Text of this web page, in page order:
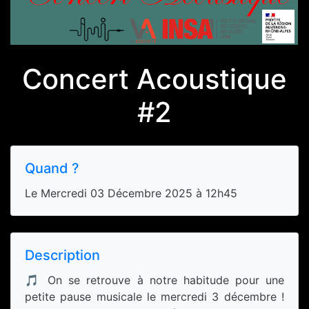
Concert Acoustique
#2
Quand ?
Le Mercredi 03 Décembre 2025 à 12h45
Description
🎵 On se retrouve à notre habitude pour une
petite pause musicale le mercredi 3 décembre !